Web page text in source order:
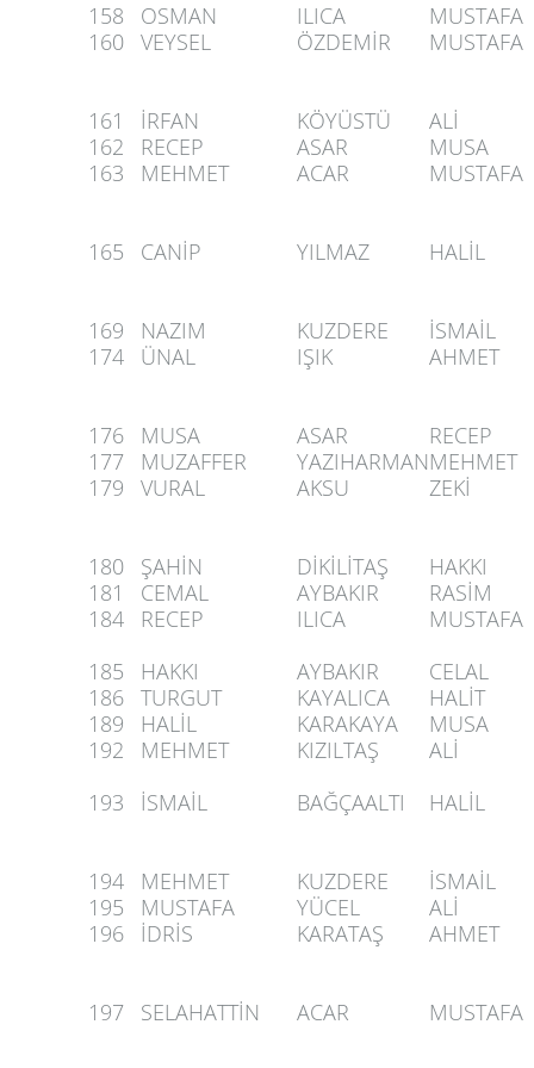
158
OSMAN ILICA
MUSTAFA
160 VEYSEL ÖZDEMİR MUSTAFA
161 İRFAN KÖYÜSTÜ
ALİ
162
RECEP ASAR
MUSA
163
MEHMET ACAR MUSTAFA
165 CANİP YILMAZ HALİL
169 NAZIM KUZDERE
İSMAİL
174
ÜNAL IŞIK AHMET
176 MUSA ASAR
RECEP
177
MUZAFFER YAZIHARMANMEHMET
179
VURAL AKSU ZEKİ
180 ŞAHİN DİKİLİTAŞ
HAKKI
181
CEMAL AYBAKIR
RASİM
184
RECEP ILICA
MUSTAFA
185
HAKKI AYBAKIR
CELAL
186 TURGUT KAYALICA
HALİT
189
HALİL KARAKAYA
MUSA
192
MEHMET KIZILTAŞ
ALİ
193
İSMAİL BAĞÇAALTI HALİL
194 MEHMET KUZDERE
İSMAİL
195
MUSTAFA YÜCEL
ALİ
196
İDRİS KARATAŞ AHMET
197 SELAHATTİN ACAR MUSTAFA